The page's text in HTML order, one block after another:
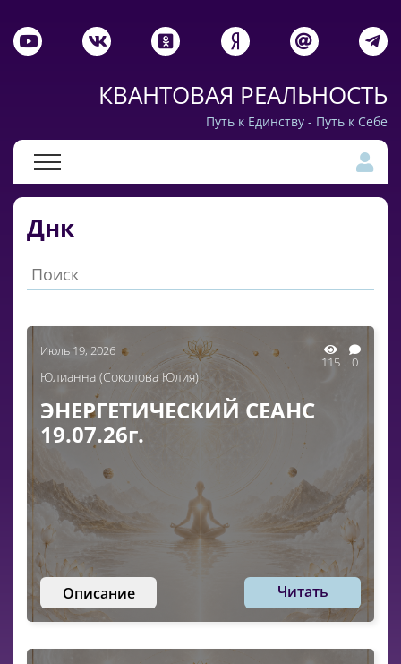
КВАНТОВАЯ РЕАЛЬНОСТЬ
Путь к Единству - Путь к Себе
Днк
Июль 19, 2026
115 0
Юлианна (Соколова Юлия)
ЭНЕРГЕТИЧЕСКИЙ СЕАНС
19.07.26г.
Описание Читать